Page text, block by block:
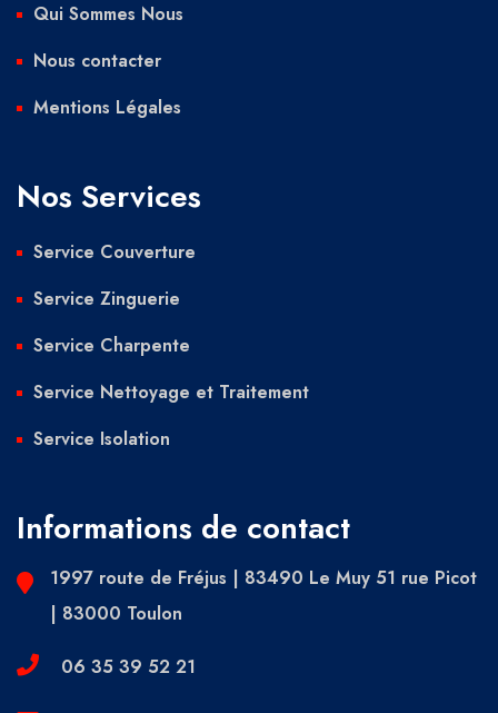
Qui Sommes Nous
Nous contacter
Mentions Légales
Nos Services
Service Couverture
Service Zinguerie
Service Charpente
Service Nettoyage et Traitement
Service Isolation
Informations de contact
1997 route de Fréjus | 83490 Le Muy 51 rue Picot
| 83000 Toulon
06 35 39 52 21